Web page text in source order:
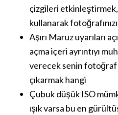
çizgileri
kullanarak
Aşırı Maruz uyarıları
açma içeri ayrıntıyı
verecek senin
çıkarmak hangi
Çubuk düşük ISO
ışık varsa bu en